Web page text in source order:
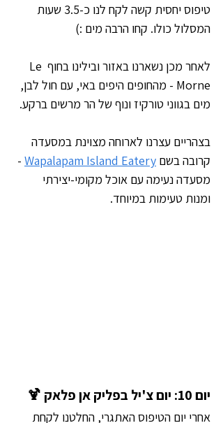
טיפוס יחסית קשה לקח לנו כ-3.5 שעות
המסלול כולו. קחו הרבה מים :)
לאחר מכן נשארנו באזור ובילינו בחוף Le
Morne - מהחופים היפים באי, עם חול לבן,
מים בגווני טורקיז ונוף של הר מרשים ברקע.
בצהריים עצרנו לארוחה מצוינת במסעדה
קרובה בשם Wapalapam Island Eatery
-
מסעדה נעימה עם אוכל מקומי-יצירתי
ומנות טעימות במיוחד.
יום 10: יום צ'יל בפליק אן פלאק 🍹
אחרי יום הטיפוס האתגרי, החלטנו לקחת